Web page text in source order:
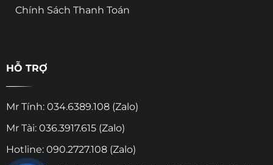
Chính Sách Thanh Toán
HỖ TRỢ
Mr Tính: 034.6389.108 (Zalo)
Mr Tài: 036.3917.615 (Zalo)
Hotline: 090.2727.108 (Zalo)